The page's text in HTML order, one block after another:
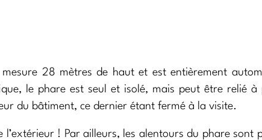
28 mètres de haut et est entièrement
le phare est seul et isolé, mais peut être relié à
du bâtiment, ce dernier étant fermé à la visite.
l’extérieur ! Par ailleurs, les alentours du phare sont